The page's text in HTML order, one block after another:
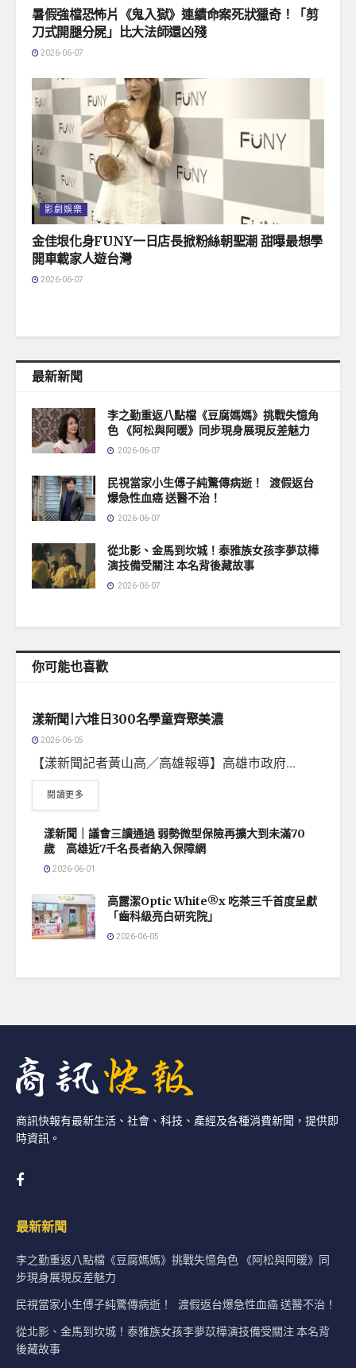
暑假強檔恐怖片《鬼入獄》連續命案死狀獵奇！「剪
刀式開腿分屍」比大法師還凶殘
2026-06-07
影劇娛樂
金佳垠化身FUNY一日店長掀粉絲朝聖潮 甜曝最想學
開車載家人遊台灣
2026-06-07
最新新聞
李之勤重返八點檔《豆腐媽媽》挑戰失憶角
色 《阿松與阿暖》同步現身展現反差魅力
2026-06-07
民視當家小生傅子純驚傳病逝！ 渡假返台
爆急性血癌 送醫不治！
2026-06-07
從北影、金馬到坎城！泰雅族女孩李夢苡樺
演技備受關注 本名背後藏故事
2026-06-07
你可能也喜歡
漾新聞|六堆日300名學童齊聚美濃
2026-06-05
【漾新聞記者黃山高／高雄報導】高雄市政府...
閱讀更多
漾新聞｜議會三讀通過 弱勢微型保險再擴大到未滿70
歲 高雄近7千名長者納入保障網
2026-06-01
高露潔Optic White®x 吃茶三千首度呈獻
「齒科級亮白研究院」
2026-06-05
商訊快報有最新生活、社會、科技、產經及各種消費新聞，提供即
時資訊。
最新新聞
李之勤重返八點檔《豆腐媽媽》挑戰失憶角色 《阿松與阿暖》同
步現身展現反差魅力
民視當家小生傅子純驚傳病逝！ 渡假返台爆急性血癌 送醫不治！
從北影、金馬到坎城！泰雅族女孩李夢苡樺演技備受關注 本名背
後藏故事